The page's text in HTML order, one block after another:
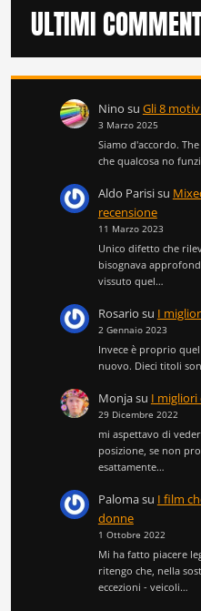
ULTIMI
Nino su Gli 8
3 Marzo 2025
Siamo d'accordo.
che qualcosa no
Aldo Parisisu
recensione
11 Marzo 2023
Unico difetto che
bisognava
vissuto quel…
Rosario su I
2 Gennaio 2023
Invece è proprio
nuovo. Dieci titoli
Monjasu I migliori
29 Dicembre 2022
mi aspettavo di
posizione, se non
esattamente…
Palomasu I film
donne
1 Ottobre 2022
Mi ha fatto piacere
ritengo che, nella
eccezioni - veicoli…